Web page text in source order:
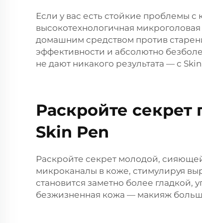
Если у вас есть стойкие проблемы
высокотехнологичная
домашним средством против
эффективности и абсолютно
не дают никакого результата — с
Раскройте
Skin Pen
Раскройте секрет молодой,
микроканалы в коже, стимулируя
становится заметно более
безжизненная кожа — макияж